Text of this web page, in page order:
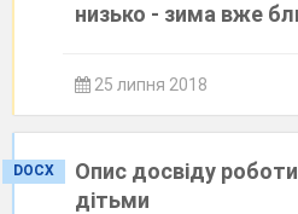
низько - зима вже
25 липня 2018
DOCX
Опис досвіду
дітьми